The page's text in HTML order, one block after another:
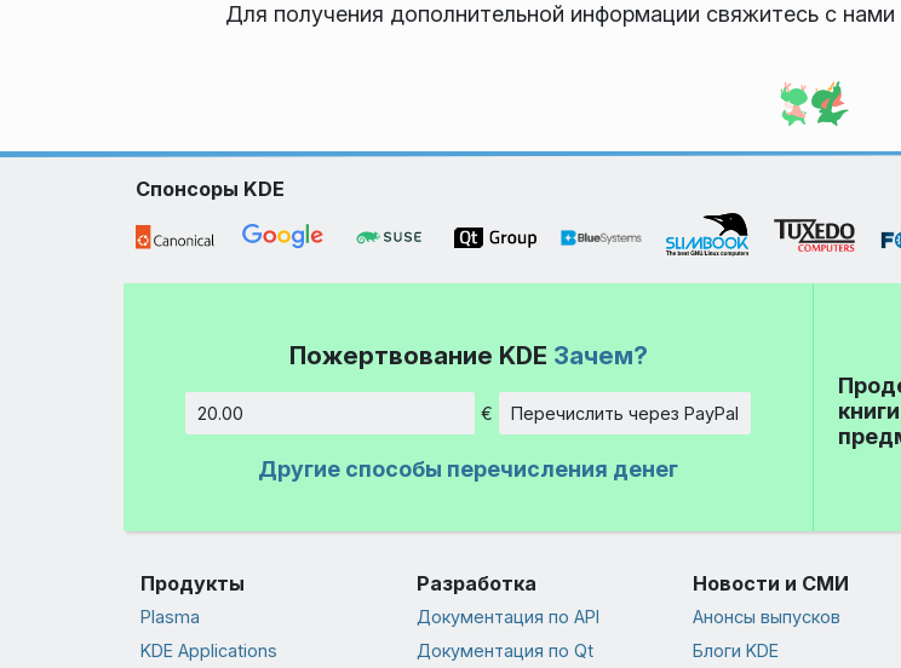
Для получения дополнительной информации свяжитесь с нами
Спонсоры KDE
Пожертвование KDE Зачем?
Сумма
€ Перечислить через PayPal
Другие способы перечисления денег
Продукты
Plasma
KDE Applications
Разработка
Документация по API
Документация по Qt
Новости и СМИ
Анонсы выпусков
Блоги KDE